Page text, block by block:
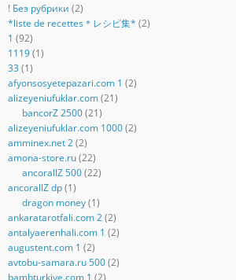
! Без рубрики (2)
*liste de recettes＊レシピ集* (2)
1 (92)
1119(1)
33 (1)
afyonsosyetepazari.com 1 (2)
alizeyeniufuklar.com(21)
bancorZ 2500(21)
alizeyeniufuklar.com 1000(2)
amminex.net 2(2)
amona-store.ru(22)
ancorallZ 500(22)
ancorallZ dp(1)
dragon money(1)
ankaratarotfali.com 2(2)
antalyaerenhali.com 1 (2)
augustent.com 1 (2)
avtobu-samara.ru 500(2)
bambturkiye.com 1 (2)